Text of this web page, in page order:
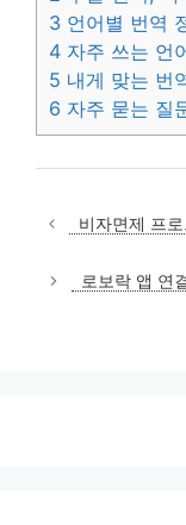
3 언어별 번역
4 자주 쓰는 언
5 내게 맞는 번
6 자주 묻는 질
비자면제 프
로보락 앱 연